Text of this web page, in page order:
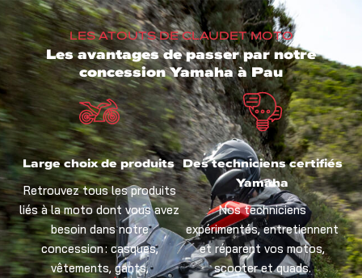
LES ATOUTS DE CLAUDET MOTO
Les avantages de passer par notre
concession Yamaha à Pau
Large choix de produits
Retrouvez tous les produits
liés à la moto dont vous avez
besoin dans notre
concession : casques,
vêtements, gants,
Des techniciens certifiés
Yamaha
Nos techniciens
expérimentés, entretiennent
et réparent vos motos,
scooter et quads.